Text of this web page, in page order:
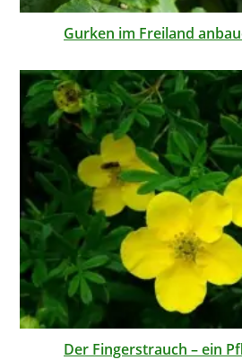
Gurken im Freiland
Der Fingerstrauch – ein